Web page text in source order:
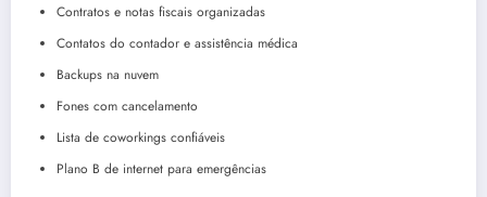
Contratos e notas fiscais organizadas
Contatos do contador e assistência médica
Backups na nuvem
Fones com cancelamento
Lista de coworkings confiáveis
Plano B de internet para emergências